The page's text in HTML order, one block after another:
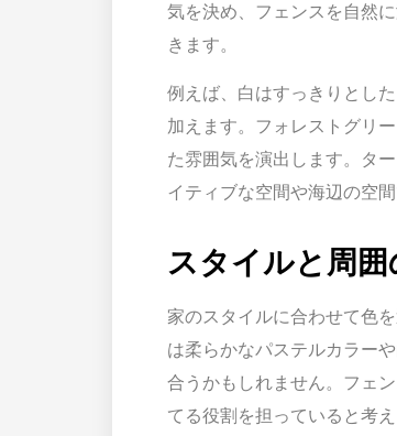
気を決め、フェンスを自然
きます。
例えば、白はすっきりとし
加えます。フォレストグリ
た雰囲気を演出します。タ
イティブな空間や海辺の空
スタイルと周
家のスタイルに合わせて色
は柔らかなパステルカラー
合うかもしれません。フェ
てる役割を担っていると考え